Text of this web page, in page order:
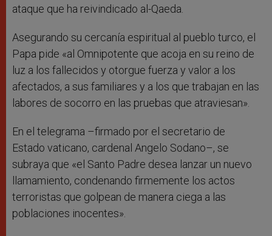
ataque que ha reivindicado al-Qaeda.
Asegurando su cercanía espiritual al pueblo turco, el
Papa pide «al Omnipotente que acoja en su reino de
luz a los fallecidos y otorgue fuerza y valor a los
afectados, a sus familiares y a los que trabajan en las
labores de socorro en las pruebas que atraviesan».
En el telegrama –firmado por el secretario de
Estado vaticano, cardenal Angelo Sodano–, se
subraya que «el Santo Padre desea lanzar un nuevo
llamamiento, condenando firmemente los actos
terroristas que golpean de manera ciega a las
poblaciones inocentes».